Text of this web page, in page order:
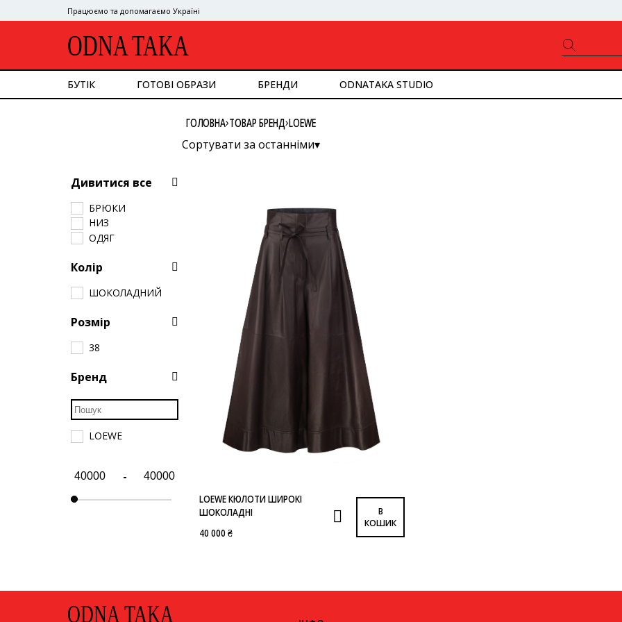
Працюємо та допомагаємо Україні
ODNA TAKA
БУТІК
НИЗ
СУМКИ
ВЗУТТЯ
АКСЕСУАРИ
GOOGLE
ГОТОВІ ОБРАЗИ БРЕНДИ ODNATAKA STUDIO
ГОЛОВНА›ТОВАР БРЕНД›LOEWE
Сортувати за останніми▾
Сортувати за ціною: від вищої до нижчої
LOEWE КЮЛОТИ ШИРОКІ
ШОКОЛАДНІ
40 000 ₴
В
КОШИК
Дивитися все
БРЮКИ
НИЗ
ОДЯГ
Колір
ШОКОЛАДНИЙ
Розмір
38
Бренд
LOEWE
-
ODNA TAKA